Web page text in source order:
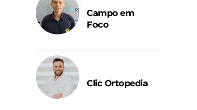
Campo em
Foco
Clic Ortopedia